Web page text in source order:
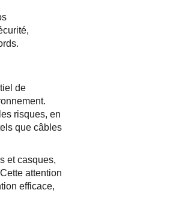
de
risques, en
que câbles
et casques,
attention
efficace,